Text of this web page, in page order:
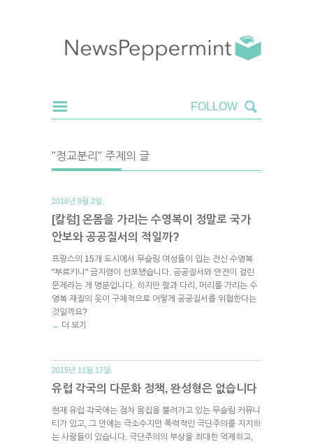
"정교분리" 주제의 글
2016년 9월 2일.
[칼럼] 온몸을 가리는 수영복이 정말로 국가
안보와 공공질서의 적일까?
프랑스의 15개 도시에서 무슬림 여성들이 입는 전신 수영복
"부르키니" 금지령이 선포됐습니다. 공공질서와 안전이 걸린
문제라는 게 명분입니다. 하지만 팔과 다리, 머리를 가리는 수
영복 재질의 옷이 구체적으로 어떻게 공공질서를 위협한다는
것일까요?
→ 더 보기
2015년 11월 17일.
유럽 각국의 다문화 정책, 완성형은 없습니다
현재 유럽 각국에는 점차 몸집을 불려가고 있는 무슬림 커뮤니
티가 있고, 그 안에는 극소수지만 폭력적인 극단주의를 지지하
는 사람들이 있습니다. 극단주의의 부상을 최대한 억제하고,